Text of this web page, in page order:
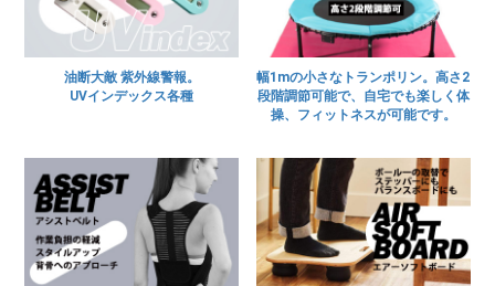
油断大敵 紫外線警報。
UVインデックス各種
幅1mの小さなトランポリン。高さ2
段階調節可能で、自宅でも楽しく体
操、フィットネスが可能です。